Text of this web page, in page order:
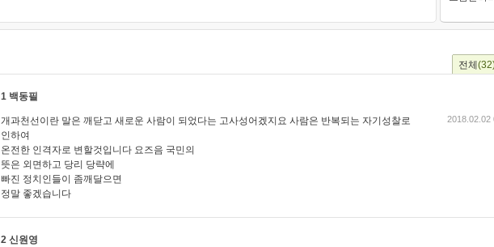
전체
1 백동필
개과천선이란 말은 깨닫고 새로운 사람이 되었다는 고사성어겠지요 사람은 반복되는 자기성찰로
인하여
온전한 인격자로 변할것입니다 요즈음 국민의
뜻은 외면하고 당리 당략에
빠진 정치인들이 좀깨달으면
정말 좋겠습니다
2018.02.02
2 신원영